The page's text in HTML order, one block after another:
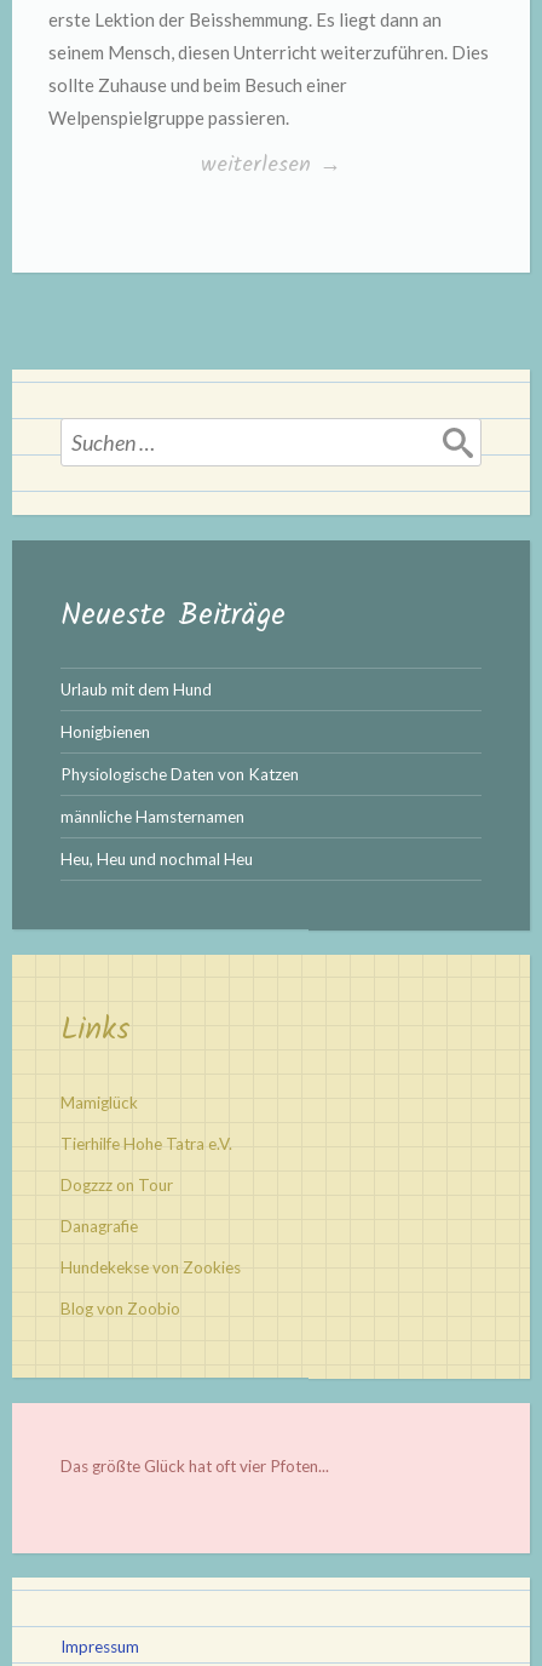
erste Lektion der Beisshemmung. Es liegt dann an
seinem Mensch, diesen Unterricht weiterzuführen. Dies
sollte Zuhause und beim Besuch einer
Welpenspielgruppe passieren.
„Beisshemmung“
weiterlesen →
Suchen
nach:
Neueste Beiträge
Urlaub mit dem Hund
Honigbienen
Physiologische Daten von Katzen
männliche Hamsternamen
Heu, Heu und nochmal Heu
Links
Mamiglück
Tierhilfe Hohe Tatra e.V.
Dogzzz on Tour
Danagrafie
Hundekekse von Zookies
Blog von Zoobio
Das größte Glück hat oft vier Pfoten...
Impressum